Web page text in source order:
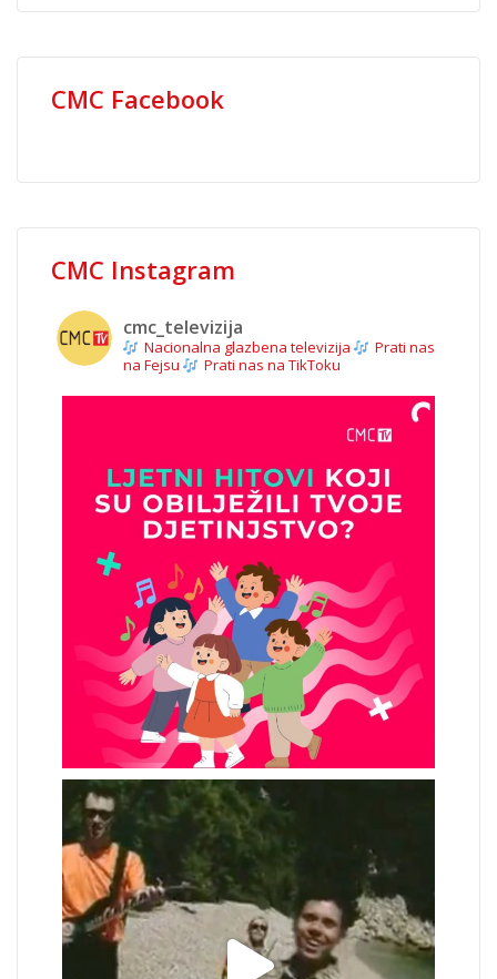
CMC Facebook
CMC Instagram
cmc_televizija
Nacionalna glazbena televizija
Prati nas
na Fejsu
Prati nas na TikToku